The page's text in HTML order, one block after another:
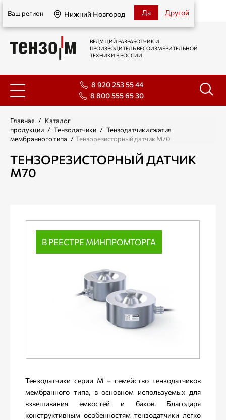
Нижний Новгород
Ваш регион Нижний Новгород Да Другой
ВЕДУЩИЙ РАЗРАБОТЧИК И
ПРОИЗВОДИТЕЛЬ ВЕСОИЗМЕРИТЕЛЬНОЙ
ТЕХНИКИ В РОССИИ
8 920 253 55 44
8 800 555 65 30
Главная / Каталог
продукции / Тензодатчики / Тензодатчики сжатия
мембранного типа / Тензорезисторный датчик М70
ТЕНЗОРЕЗИСТОРНЫЙ ДАТЧИК
М70
В РЕЕСТРЕ МИНПРОМТОРГА
Тензодатчики серии М – семейство тензодатчиков
мембранного типа, в основном используемых для
взвешивания емкостей и баков. Благодаря
конструктивным особенностям тензодатчики легко